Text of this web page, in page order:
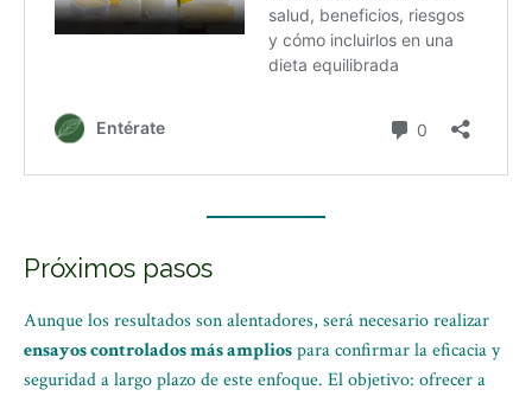
Próximos pasos
Aunque los resultados son alentadores, será necesario realizar
ensayos controlados más ampliospara confirmar la eficacia y
seguridad a largo plazo de este enfoque. El objetivo: ofrecer a